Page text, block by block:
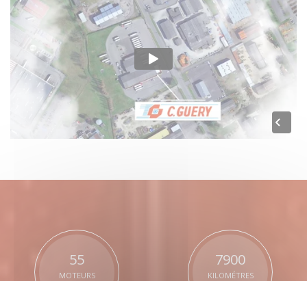
55
MOTEURS
7900
KILOMÉTRES